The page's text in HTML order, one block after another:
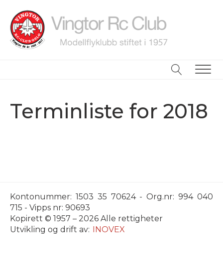
Terminliste for 2018
Kopirett © 1957 – 2026 Alle rettigheter
Utvikling og drift av: INOVEX
Kontonummer: 1503 35 70624 - Org.nr: 994 040
715 - Vipps nr: 90693